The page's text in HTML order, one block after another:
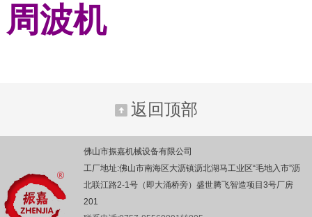
周波机
返回顶部
佛山市振嘉机械设备有限公司
工厂地址:佛山市南海区大沥镇沥北湖马工业区“毛地入市”沥
北联江路2-1号（即大涌桥旁）盛世腾飞智造项目3号厂房
201